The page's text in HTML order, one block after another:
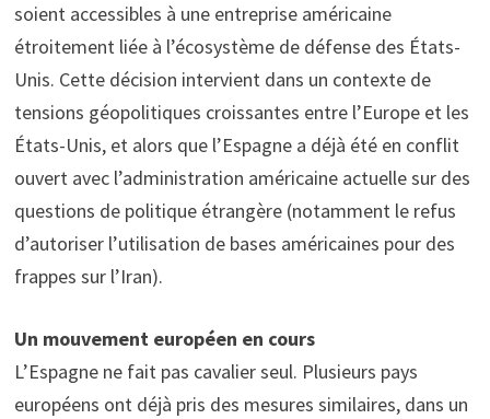
soient accessibles à une entreprise américaine
étroitement liée à l’écosystème de défense des États-
Unis. Cette décision intervient dans un contexte de
tensions géopolitiques croissantes entre l’Europe et les
États-Unis, et alors que l’Espagne a déjà été en conflit
ouvert avec l’administration américaine actuelle sur des
questions de politique étrangère (notamment le refus
d’autoriser l’utilisation de bases américaines pour des
frappes sur l’Iran).
Un mouvement européen en cours
L’Espagne ne fait pas cavalier seul. Plusieurs pays
européens ont déjà pris des mesures similaires, dans un